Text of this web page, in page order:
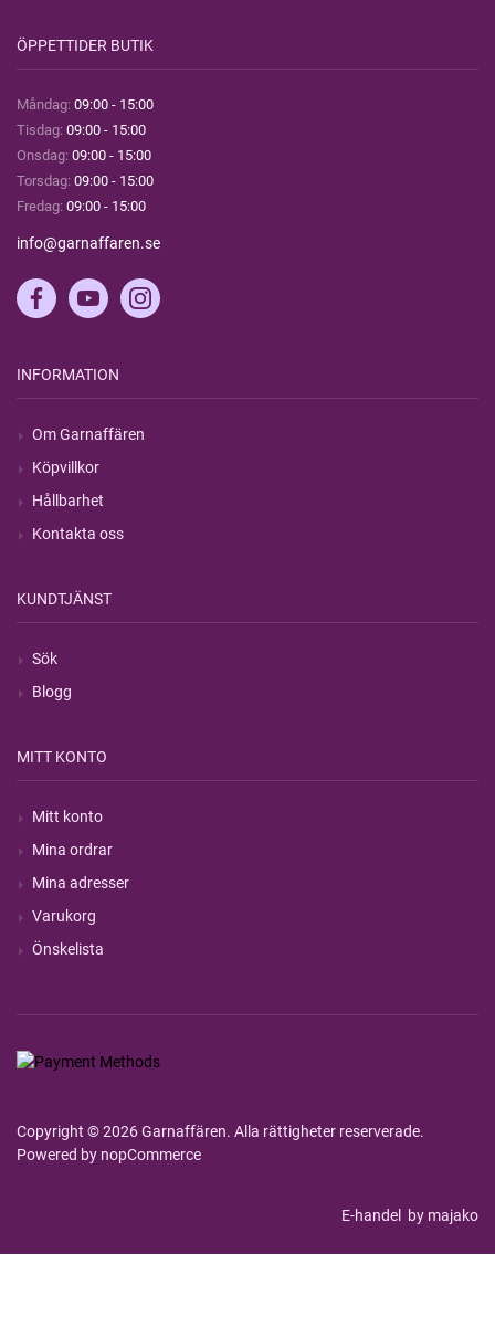
ÖPPETTIDER BUTIK
Måndag: 09:00 - 15:00
Tisdag: 09:00 - 15:00
Onsdag: 09:00 - 15:00
Torsdag: 09:00 - 15:00
Fredag: 09:00 - 15:00
info@garnaffaren.se
INFORMATION
Om Garnaffären
Köpvillkor
Hållbarhet
Kontakta oss
KUNDTJÄNST
Sök
Blogg
MITT KONTO
Mitt konto
Mina ordrar
Mina adresser
Varukorg
Önskelista
Copyright © 2026 Garnaffären. Alla rättigheter reserverade.
Powered by nopCommerce
E-handel by majako